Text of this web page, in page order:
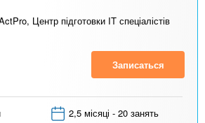
Центр підготовки IT спеціалістів
Записаться
2,5 місяці - 20 занять